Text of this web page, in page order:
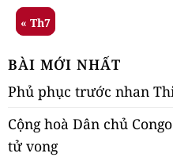
« Th7
BÀI MỚI NHẤT
Phủ phục trước nhan
Cộng hoà Dân chủ
tử vong